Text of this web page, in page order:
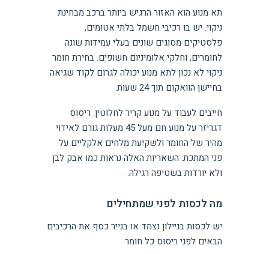
תא מנוע הוא האזור הרגיש ביותר ברכב מבחינת
ניקוי. יש בו רכיבי חשמל בלתי אטומים,
פלסטיקים מסוגים שונים בעלי עמידות שונה
לחומרים, וחלקי אלומיניום חשופים. בחירת חומר
ניקוי לא נכון לתא מנוע יכולה לגרום לקוד שגיאה
בחיישן הוואקום תוך 24 שעות.
חייבים לעבוד על מנוע קריר לחלוטין. ריסוס
דגריזר על מנוע חם מעל 45 מעלות גורם לאידוי
מהיר של החומר ולשקיעת מלחים אלקליים על
פני המתכת. השאריות האלה נראות כמו אבק לבן
ולא יורדות בשטיפה רגילה.
מה לכסות לפני שמתחילים
יש לכסות בניילון נצמד או בנייר כסף את הרכיבים
הבאים לפני ריסוס כל חומר